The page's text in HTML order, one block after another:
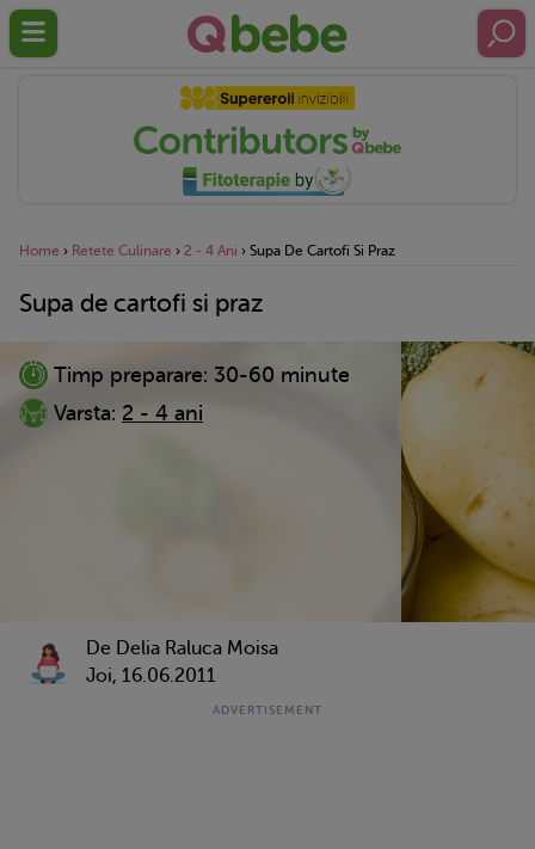
Home › Retete Culinare › 2 - 4 Ani › Supa De Cartofi Si Praz
Supa de cartofi si praz
Timp preparare: 30-60 minute
Varsta: 2 - 4 ani
De Delia Raluca Moisa
Joi, 16.06.2011